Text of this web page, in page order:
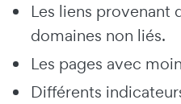
Les liens provenant
domaines non liés.
Les pages avec
Différents